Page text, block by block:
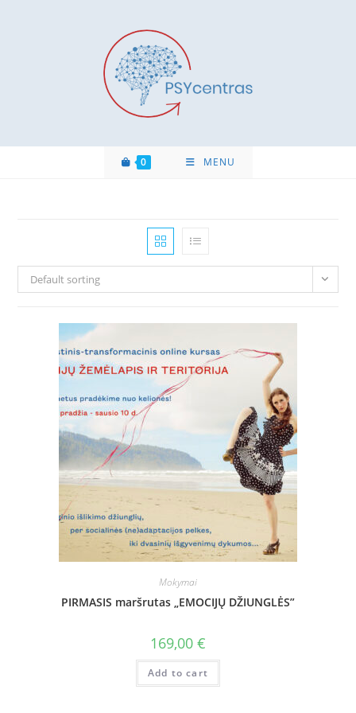
0 MENU
Default sorting
Mokymai
PIRMASIS maršrutas „EMOCIJŲ DŽIUNGLĖS”
169,00 €
Add to cart